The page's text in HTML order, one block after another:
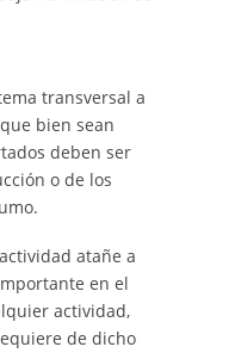
transversal a
bien sean
deben ser
o de los
atañe a
en el
actividad,
de dicho